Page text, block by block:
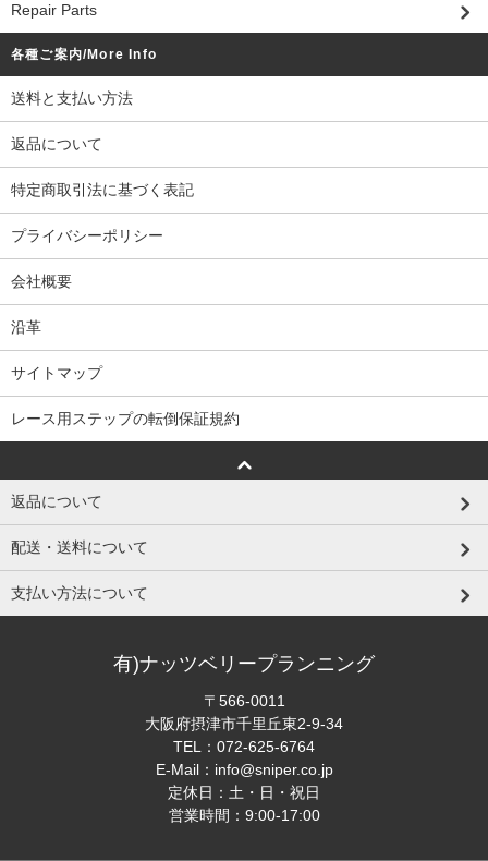
Repair Parts
各種ご案内/More Info
送料と支払い方法
返品について
特定商取引法に基づく表記
プライバシーポリシー
会社概要
沿革
サイトマップ
レース用ステップの転倒保証規約
返品について
配送・送料について
支払い方法について
有)ナッツベリープランニング
〒566-0011
大阪府摂津市千里丘東2-9-34
TEL： 072-625-6764
E-Mail： info@sniper.co.jp
定休日：土・日・祝日
営業時間：9:00-17:00